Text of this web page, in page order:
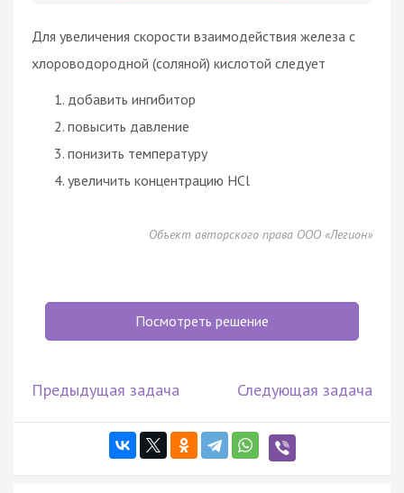
Для увеличения скорости взаимодействия железа с
хлороводородной (соляной) кислотой следует
добавить ингибитор
повысить давление
понизить температуру
увеличить концентрацию НСl
Объект авторского права ООО «Легион»
Посмотреть решение
Предыдущая задача Следующая задача